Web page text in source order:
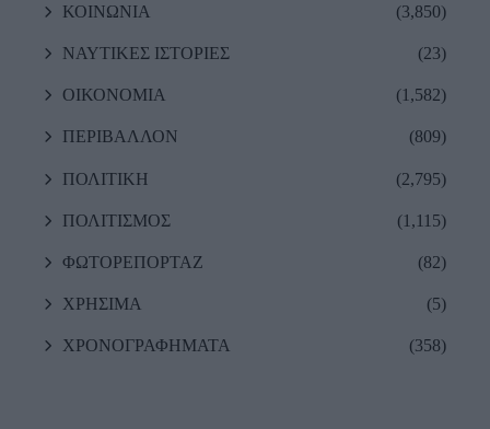
ΚΟΙΝΩΝΙΑ (3,850)
ΝΑΥΤΙΚΕΣ ΙΣΤΟΡΙΕΣ (23)
ΟΙΚΟΝΟΜΙΑ (1,582)
ΠΕΡΙΒΑΛΛΟΝ (809)
ΠΟΛΙΤΙΚΗ (2,795)
ΠΟΛΙΤΙΣΜΟΣ (1,115)
ΦΩΤΟΡΕΠΟΡΤΑΖ (82)
ΧΡΗΣΙΜΑ (5)
ΧΡΟΝΟΓΡΑΦΗΜΑΤΑ (358)